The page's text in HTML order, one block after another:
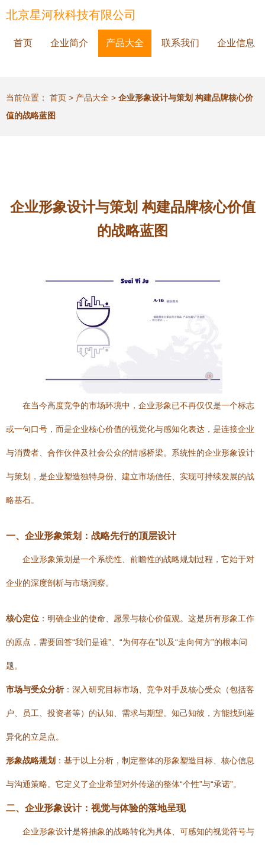
北京星河秋科技有限公司
首页 企业简介 产品大全 联系我们 企业信息
当前位置： 首页 > 产品大全 > 企业形象设计与策划 构建品牌核心价
值的战略蓝图
企业形象设计与策划 构建品牌核心价值
的战略蓝图
在当今高度竞争的市场环境中，企业形象已不再仅仅是一个标志
或一句口号，而是企业核心价值的视觉化与感知化表达，是连接企业
与消费者、合作伙伴及社会公众的情感桥梁。系统性的企业形象设计
与策划，是企业塑造独特身份、建立市场信任、实现可持续发展的战
略基石。
一、企业形象策划：战略先行的顶层设计
企业形象策划是一个系统性、前瞻性的战略规划过程，它始于对
企业的深度剖析与市场洞察。
核心定位 ：明确企业的使命、愿景与核心价值观。这是所有形象工作
的原点，需要回答“我们是谁”、“为何存在”以及“走向何方”的根本问
题。
市场与受众分析：深入研究目标市场、竞争对手及核心受众（包括客
户、员工、投资者等）的认知、需求与期望。知己知彼，方能找到差
异化的立足点。
形象战略规划 ：基于以上分析，制定整体的形象塑造目标、核心信息
与沟通策略。它定义了企业希望对外传递的整体“个性”与“承诺”。
二、企业形象设计：视觉与体验的落地呈现
企业形象设计是将抽象的战略转化为具体、可感知的视觉符号与